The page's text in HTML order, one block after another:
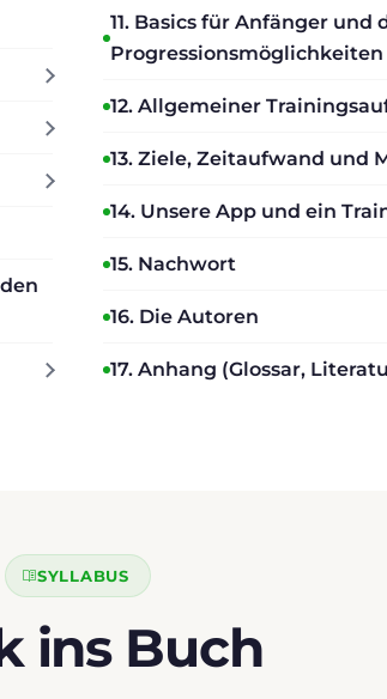
11. Basics für Anfänger und
Progressionsmöglichkeiten
12. Allgemeiner
13. Ziele, Zeitaufwand und
14. Unsere App und ein
15. Nachwort
16. Die Autoren
17. Anhang (Glossar,
SYLLABUS
ins Buch